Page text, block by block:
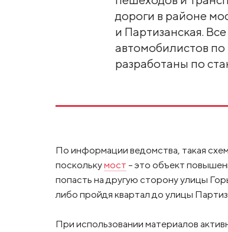
дороги в районе
и Партизанская.
автомобилистов
разработаны по
По информации ведомства, такая
посколькумост – это объект
попасть на другую сторону улицы
либо пройдя квартал до улицы
При использовании материалов